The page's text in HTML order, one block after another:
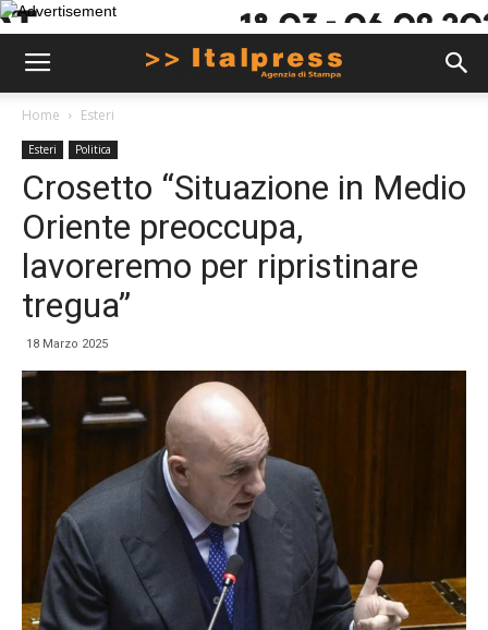
Home Esteri
Esteri Politica
Crosetto “Situazione in Medio
Oriente preoccupa,
lavoreremo per ripristinare
tregua”
18 Marzo 2025